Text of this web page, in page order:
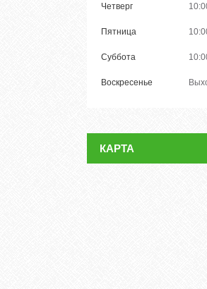
Четверг
Пятница
Суббота
Воскресенье
КАРТА